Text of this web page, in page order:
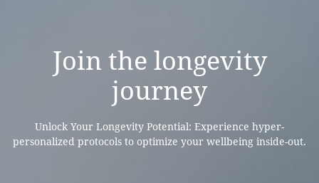
Join the longevity
journey
Unlock Your Longevity Potential: Experience hyper-
personalized protocols to optimize your wellbeing inside-out.